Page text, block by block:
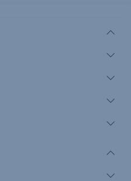
alapján a lakosság
vár a következő 12